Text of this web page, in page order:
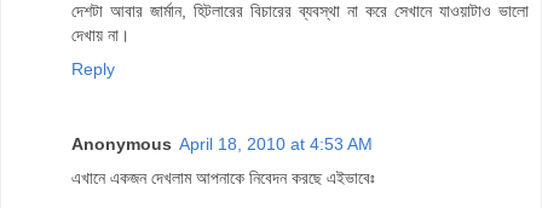
দেশটা আবার জার্মান, হিটলারের বিচারের ব্যবস্থা না করে সেখানে যাওয়াটাও ভালো
দেখায় না।
Reply
Anonymous April 18, 2010 at 4:53 AM
এখানে একজন দেখলাম আপনাকে নিবেদন করছে এইভাবেঃ